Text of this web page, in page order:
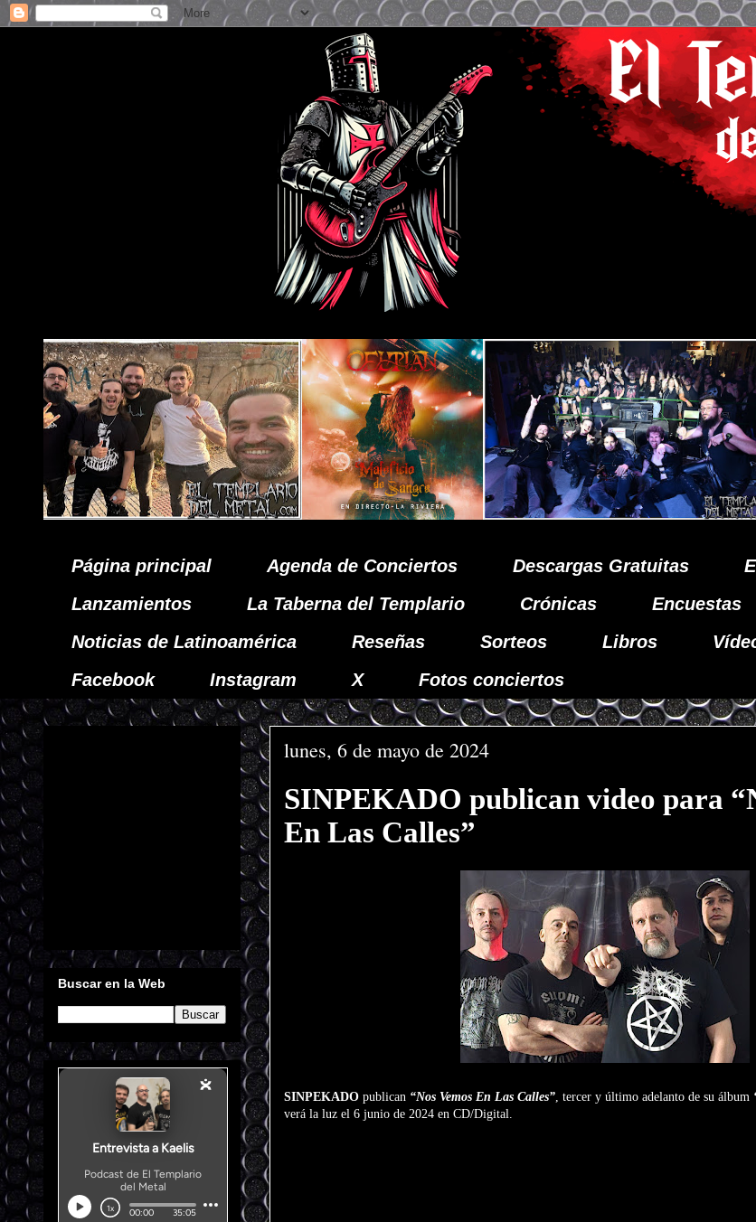
Página principal Agenda de Conciertos Descargas Gratuitas
Lanzamientos
La Taberna del Templario Crónicas Encuestas
Noticias de Latinoamérica
Reseñas Sorteos Libros
Facebook
Instagram X Fotos conciertos
lunes, 6 de mayo de 2024
SINPEKADO publican video para
En Las Calles”
SINPEKADO publican “Nos Vemos En Las Calles”, tercer y último adelanto de su álbum
verá la luz el 6 junio de 2024 en CD/Digital.
Buscar en la Web